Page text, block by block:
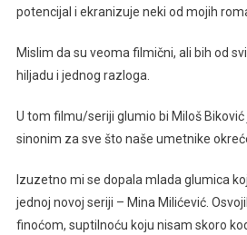
potencijal i ekranizuje neki od mojih
Mislim da su veoma filmični, ali bih od
hiljadu i jednog razloga.
U tom filmu/seriji glumio bi Miloš
sinonim za sve što naše umetnike
Izuzetno mi se dopala mlada glumica
jednoj novoj seriji – Mina Milićević.
finoćom, suptilnoću koju nisam skoro